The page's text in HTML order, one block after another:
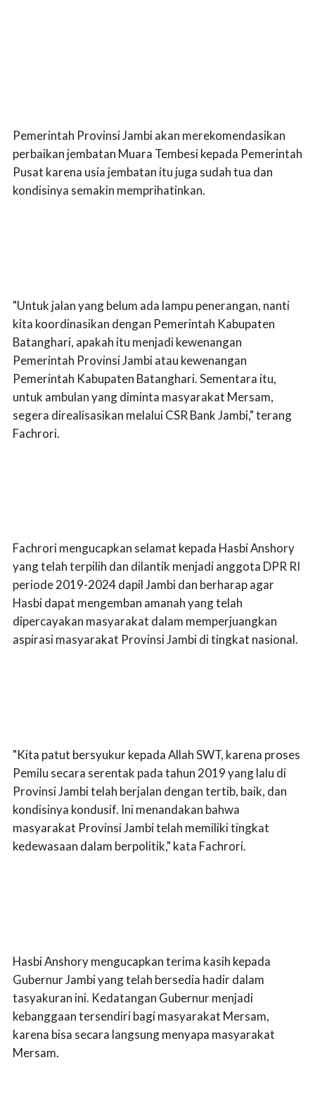
Pemerintah Provinsi Jambi akan merekomendasikan
perbaikan jembatan Muara Tembesi kepada Pemerintah
Pusat karena usia jembatan itu juga sudah tua dan
kondisinya semakin memprihatinkan.
"Untuk jalan yang belum ada lampu penerangan, nanti
kita koordinasikan dengan Pemerintah Kabupaten
Batanghari, apakah itu menjadi kewenangan
Pemerintah Provinsi Jambi atau kewenangan
Pemerintah Kabupaten Batanghari. Sementara itu,
untuk ambulan yang diminta masyarakat Mersam,
segera direalisasikan melalui CSR Bank Jambi," terang
Fachrori.
Fachrori mengucapkan selamat kepada Hasbi Anshory
yang telah terpilih dan dilantik menjadi anggota DPR RI
periode 2019-2024 dapil Jambi dan berharap agar
Hasbi dapat mengemban amanah yang telah
dipercayakan masyarakat dalam memperjuangkan
aspirasi masyarakat Provinsi Jambi di tingkat nasional.
"Kita patut bersyukur kepada Allah SWT, karena proses
Pemilu secara serentak pada tahun 2019 yang lalu di
Provinsi Jambi telah berjalan dengan tertib, baik, dan
kondisinya kondusif. Ini menandakan bahwa
masyarakat Provinsi Jambi telah memiliki tingkat
kedewasaan dalam berpolitik," kata Fachrori.
Hasbi Anshory mengucapkan terima kasih kepada
Gubernur Jambi yang telah bersedia hadir dalam
tasyakuran ini. Kedatangan Gubernur menjadi
kebanggaan tersendiri bagi masyarakat Mersam,
karena bisa secara langsung menyapa masyarakat
Mersam.